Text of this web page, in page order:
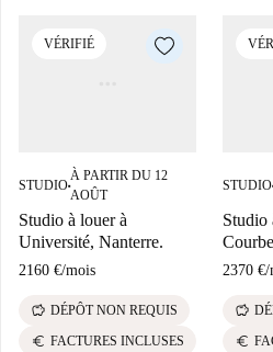
VÉRIFIÉ
STUDIO■
À PARTIR DU 12
AOÛT
Studio à louer à
Université, Nanterre.
2160 €/mois
savings DÉPÔT NON REQUIS
euro FACTURES INCLUSES
STUDIO■
Studio
2370 €/
savings
euro